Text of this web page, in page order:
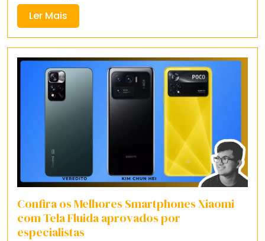
Ler Mais
Mais
Confira os Melhores Smartphones Xiaomi
com Tela Fluida aprovados por
especialistas